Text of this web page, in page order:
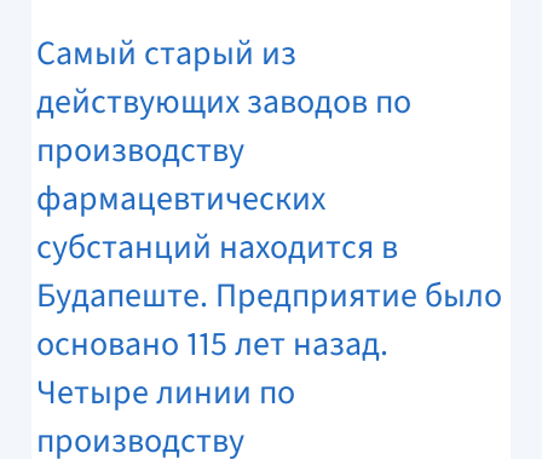
Самый старый из
действующих заводов по
производству
фармацевтических
субстанций находится в
Будапеште. Предприятие было
основано 115 лет назад.
Четыре линии по
производству